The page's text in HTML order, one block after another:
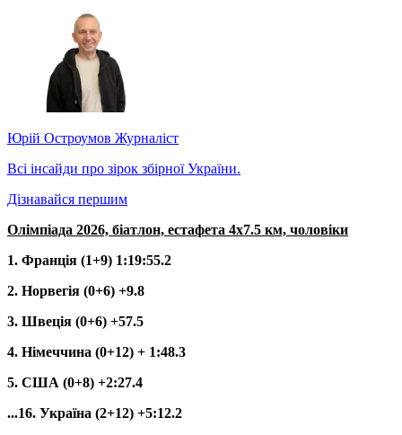
Юрій Остроумов Журналіст
Всі інсайди про зірок збірної України.
Дізнавайся першим
Олімпіада 2026, біатлон, естафета 4х7.5 км, чоловіки
1. Франція (1+9) 1:19:55.2
2. Норвегія (0+6) +9.8
3. Швеція (0+6) +57.5
4. Німеччина (0+12) + 1:48.3
5. США (0+8) +2:27.4
...16. Україна (2+12) +5:12.2